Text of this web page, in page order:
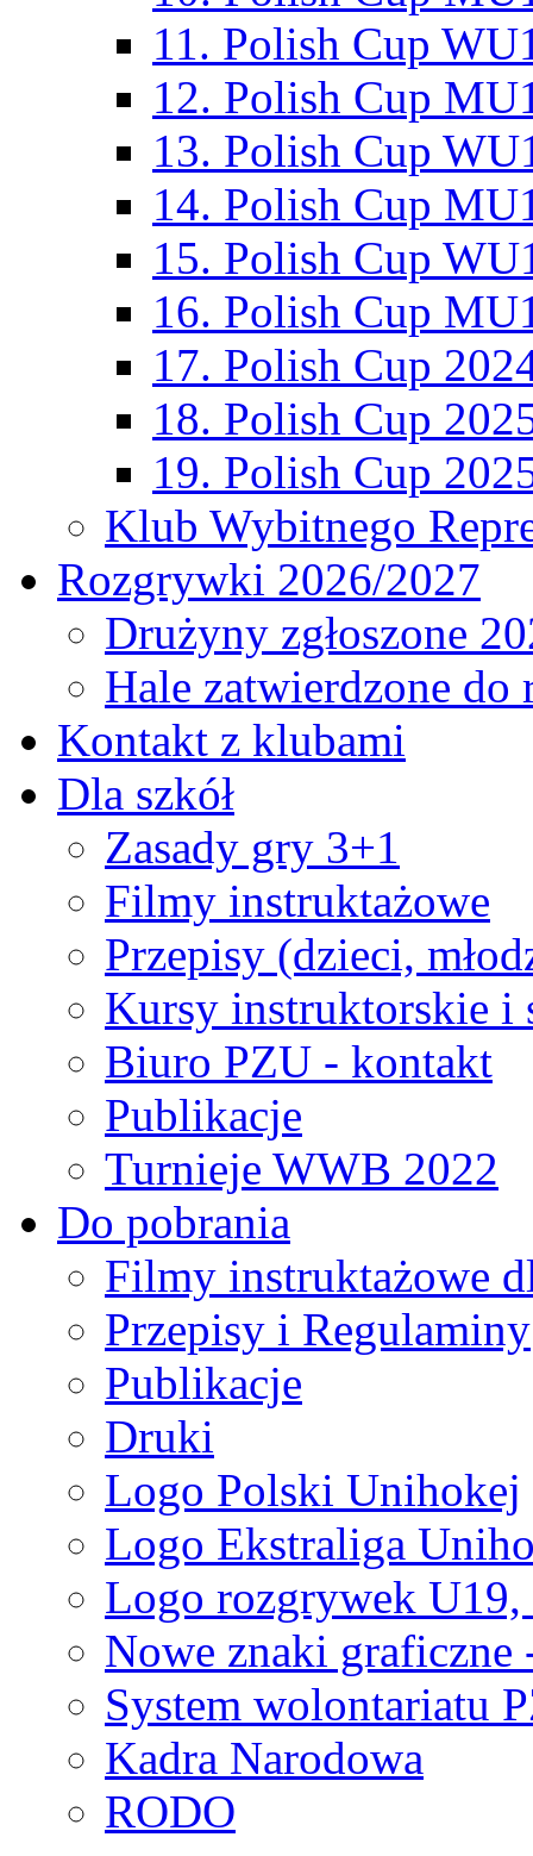
11. Polish Cup
12. Polish Cup
13. Polish Cup
14. Polish Cup
15. Polish Cup
16. Polish Cup
17. Polish Cup
18. Polish Cup
19. Polish Cup
Klub Wybitnego
Rozgrywki 2026/2027
Drużyny zgłoszone
Hale zatwierdzone
Kontakt z klubami
Dla szkół
Zasady gry 3+1
Filmy instruktażowe
Przepisy (dzieci,
Kursy instruktorskie i
Biuro PZU - kontakt
Publikacje
Turnieje WWB 2022
Do pobrania
Filmy instruktażowe
Przepisy i Regulaminy
Publikacje
Druki
Logo Polski Unihokej
Logo Ekstraliga
Logo rozgrywek
Nowe znaki graficzne
System wolontariatu
Kadra Narodowa
RODO